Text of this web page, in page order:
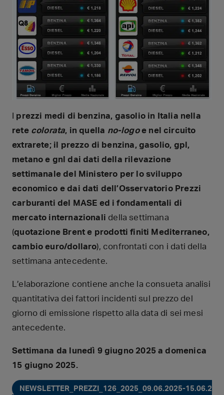
prezzi medi di benzina, gasolio in Italia nella
rete colorata, in quella no-logoe nel circuito
extrarete; il prezzo di benzina, gasolio, gpl,
metano e gnl dai dati della rilevazione
settimanale del Ministero per lo sviluppo
economico e dai dati dell’Osservatorio Prezzi
carburanti del MASE ed i fondamentali di
mercato internazionali della settimana
(quotazione Brent e prodotti finiti Mediterraneo,
cambio euro/dollaro), confrontati con i dati della
settimana antecedente.
L’elaborazione contiene anche la consueta analisi
quantitativa dei fattori incidenti sul prezzo del
giorno di emissione rispetto alla data di sei mesi
antecedente.
Settimana da lunedì 9 giugno 2025 a domenica
15 giugno 2025.
NEWSLETTER_PREZZI_126_2025_09.06.2025-15.06.2